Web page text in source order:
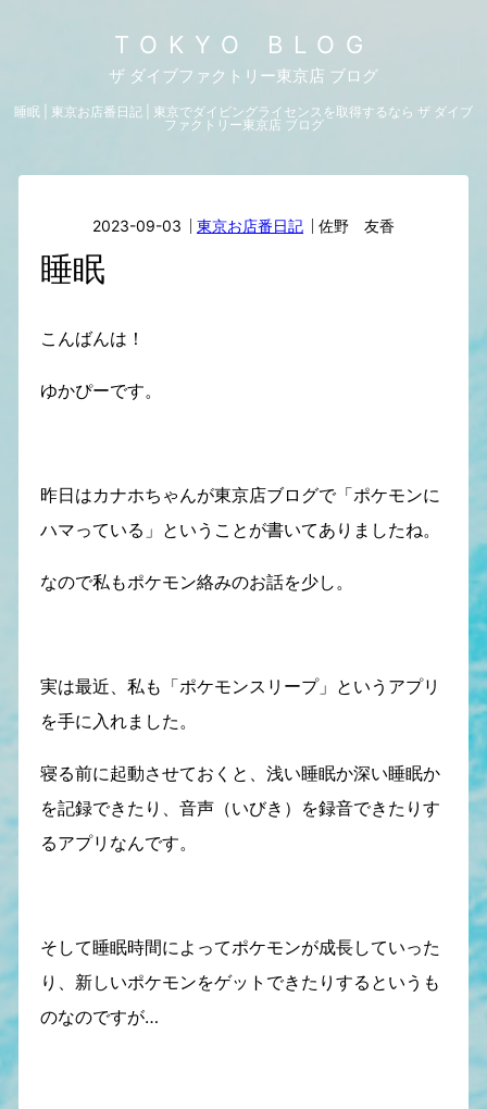
TOKYO BLOG
ザ ダイブファクトリー東京店 ブログ
睡眠 | 東京お店番日記 | 東京でダイビングライセンスを取得するなら ザ ダイブ
ファクトリー東京店 ブログ
2023-09-03 東京お店番日記 佐野 友香
睡眠
こんばんは！
ゆかぴーです。
昨日はカナホちゃんが東京店ブログで「ポケモンに
ハマっている」ということが書いてありましたね。
なので私もポケモン絡みのお話を少し。
実は最近、私も「ポケモンスリープ」というアプリ
を手に入れました。
寝る前に起動させておくと、浅い睡眠か深い睡眠か
を記録できたり、音声（いびき）を録音できたりす
るアプリなんです。
そして睡眠時間によってポケモンが成長していった
り、新しいポケモンをゲットできたりするというも
のなのですが…